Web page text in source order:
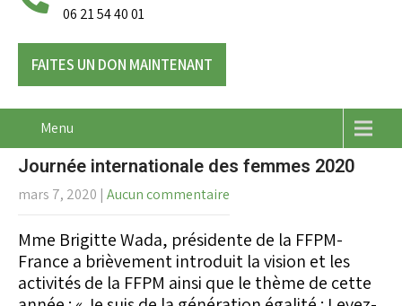
06 21 54 40 01
FAITES UN DON MAINTENANT
Menu
Journée internationale des femmes 2020
mars 7, 2020 | Aucun commentaire
Mme Brigitte Wada, présidente de la FFPM-
France a brièvement introduit la vision et les
activités de la FFPM ainsi que le thème de cette